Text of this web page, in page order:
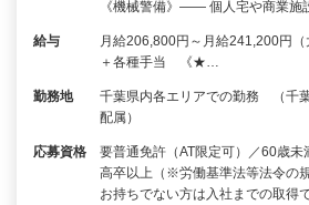
《機械警備》―― 個人宅や商業施
給与
月給206,800円～月給241,200円（
＋各種手当 《★…
勤務地
千葉県内各エリアでの勤務 （千
配属）
応募資格
要普通免許（AT限定可）／60歳未
高卒以上（※労働基準法等法令の
お持ちでない方は入社までの取得